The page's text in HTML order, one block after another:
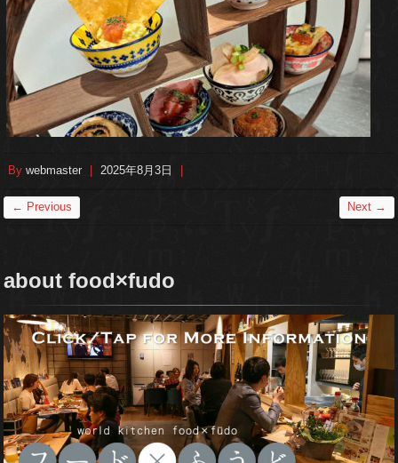
Bywebmaster | 2025年8月3日 |
← Previous Next →
about food×fudo